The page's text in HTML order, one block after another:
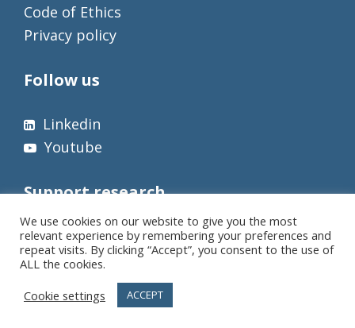
Code of Ethics
Privacy policy
Follow us
Linkedin
Youtube
Support research
We use cookies on our website to give you the most
relevant experience by remembering your preferences and
repeat visits. By clicking “Accept”, you consent to the use of
ALL the cookies.
Cookie settings
ACCEPT